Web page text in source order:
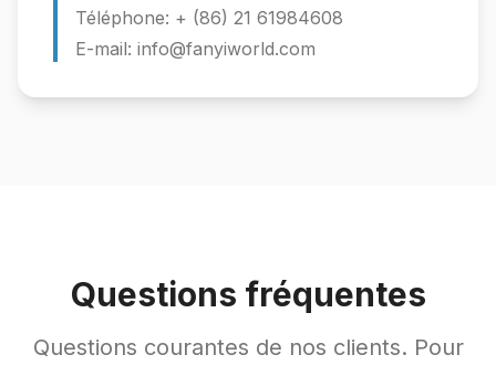
Téléphone: + (86) 21 61984608
E-mail: info@fanyiworld.com
Questions fréquentes
Questions courantes de nos clients. Pour